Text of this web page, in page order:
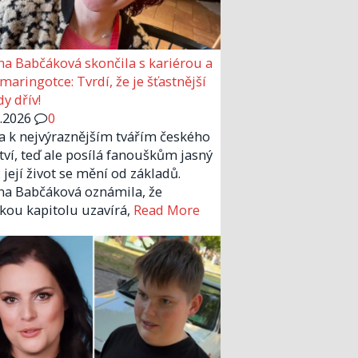
Babčáková skončila s kariérou a
Tvrdí, že je šťastnější
dřív!
0
k nejvýraznějším tvářím českého
teď ale posílá fanouškům jasný
její život se mění od základů.
Babčáková oznámila, že
kapitolu uzavírá, Read More